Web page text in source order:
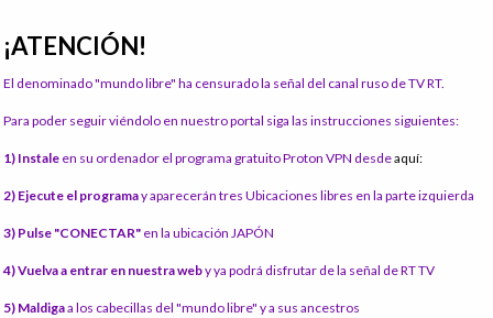
¡ATENCIÓN!
El denominado "mundo libre" ha censurado la señal del canal ruso de TV RT.
Para poder seguir viéndolo en nuestro portal siga las instrucciones siguientes:
1) Instale en su ordenador el programa gratuito Proton VPN desdeaquí:
2) Ejecute el programay aparecerán tres Ubicaciones libres en la parte izquierda
3) Pulse "CONECTAR" en la ubicación JAPÓN
4) Vuelva a entrar en nuestra weby ya podrá disfrutar de la señal de RT TV
5) Maldigaa los cabecillas del "mundo libre" y a sus ancestros